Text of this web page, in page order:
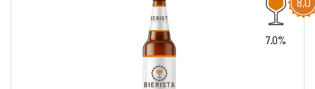
7.0%